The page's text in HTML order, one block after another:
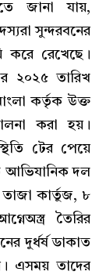
জানা যায়,
সুন্দরবনের
করে রেখেছে।
২০২৫ তারিখ
কর্তৃক উক্ত
করা হয়।
টের পেয়ে
আভিযানিক দল
কার্তুজ, ৮
তৈরির
দুর্ধর্ষ ডাকাত
এসময় তাদের